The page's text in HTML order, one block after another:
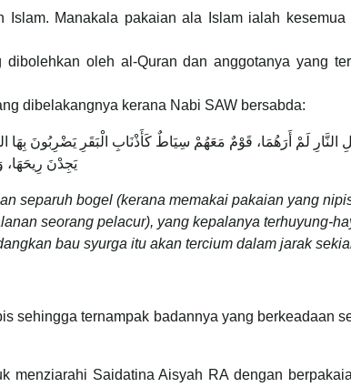
Manakala pakaian ala Islam ialah kesemua
oleh al-Quran dan anggotanya yang
dibelakangnya kerana Nabi SAW bersabda:
لَمْ أَرَهُمَا، قَوْمٌ مَعَهُمْ سِيَاطٌ كَأَذْنَابِ الْبَقَرِ يَضْرِبُونَ بِهَا
يَجِدْنَ رِيحَهَا، وَإِنَّ رِيحَهَا لَيُوجَدُ مِنْ مَسِيرَةِ كَذَا وَكَذَا
separuh bogel (kerana memakai pakaian yang
seorang pelacur), yang kepalanya terhuyung-
bau syurga itu akan tercium dalam jarak
sehingga ternampak badannya yang berkeadaan
Saidatina Aisyah RA dengan